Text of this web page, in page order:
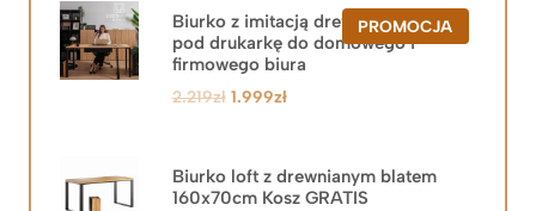
PROMOCJAPRODUKT
W
Biurko z imitacją drewna z szafką
pod drukarkę do domowego i
firmowego biura
2.219zł Pierwotna
2.219zł.
1.999złAktualna
1.999zł.
Biurko loft z drewnianym blatem
160x70cm Kosz GRATIS